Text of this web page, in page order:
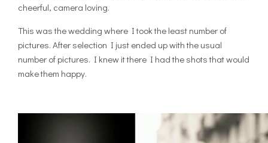
cheerful, camera loving.
This was the wedding where I took the least number of
pictures. After selection I just ended up with the usual
number of pictures. I knew it there I had the shots that would
make them happy.